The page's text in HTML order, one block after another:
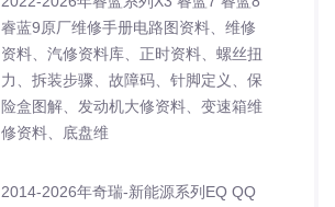
睿蓝9原厂维修手册电路图资料、维修
资料、汽修资料库、正时资料、螺丝扭
力、拆装步骤、故障码、针脚定义、保
险盒图解、发动机大修资料、变速箱维
修资料、底盘维
2014-2026年奇瑞-新能源系列EQ QQ